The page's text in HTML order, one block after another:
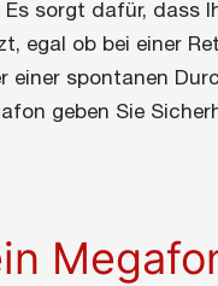
Es sorgt dafür, dass
egal ob bei einer
einer spontanen
geben Sie